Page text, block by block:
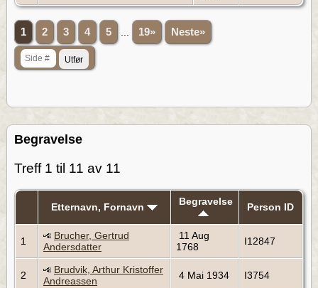
1 2 3 4 5 ... 19» Neste»
Begravelse
Treff 1 til 11 av 11
Etternavn, Fornavn Begravelse Person ID
1
Brucher, Gertrud
Andersdatter
11 Aug
1768
I12847
2
Brudvik, Arthur Kristoffer
Andreassen
4 Mai 1934 I3754